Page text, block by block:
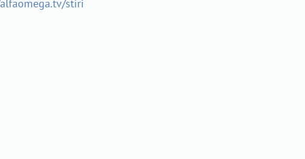
stiri